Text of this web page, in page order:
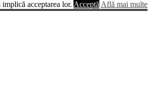
acceptarea lor. Acceptă Află mai multe